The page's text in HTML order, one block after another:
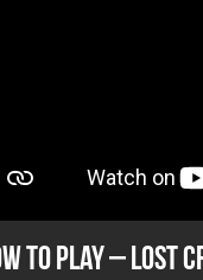
to Play – Lost